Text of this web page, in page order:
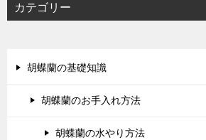
カテゴリー
胡蝶蘭の基礎知識
胡蝶蘭のお手入れ方法
胡蝶蘭の水やり方法